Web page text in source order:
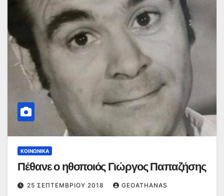
ΚΟΙΝΩΝΙΚΆ
Πέθανε ο ηθοποιός Γιώργος Παπαζήσης
25 ΣΕΠΤΕΜΒΡΊΟΥ 2018 GEOATHANAS